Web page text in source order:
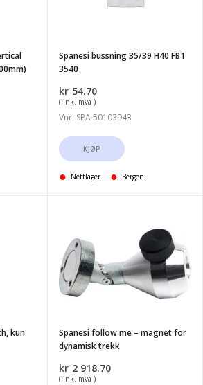
Spanesi bussning 35/39 H40 FB1
3540
kr 54.70
( ink. mva )
Vnr: SPA 50103943
KJØP
Nettlager Bergen
kun
follow
me
-
magnet
trekk
Spanesi follow me – magnet for
dynamisk trekk
kr 2 918.70
( ink. mva )